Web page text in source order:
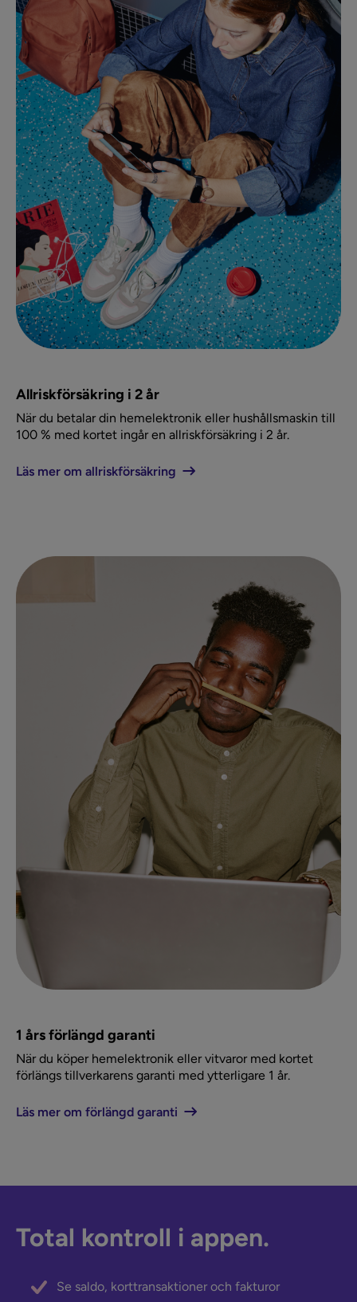
Allriskförsäkring i 2 år
När du betalar din hemelektronik eller hushållsmaskin till
100 % med kortet ingår en allriskförsäkring i 2 år.
Läs mer om allriskförsäkring
1 års förlängd garanti
När du köper hemelektronik eller vitvaror med kortet
förlängs tillverkarens garanti med ytterligare 1 år.
Läs mer om förlängd garanti
Total kontroll i appen.
Se saldo, korttransaktioner och fakturor